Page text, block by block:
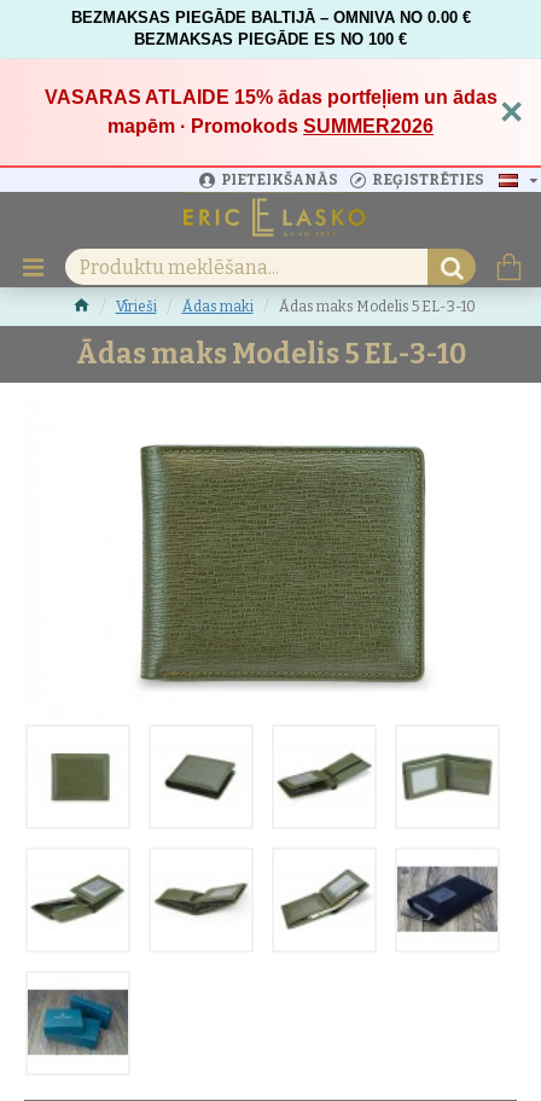
BEZMAKSAS PIEGĀDE BALTIJĀ – OMNIVA NO 0.00 €
BEZMAKSAS PIEGĀDE ES NO 100 €
VASARAS ATLAIDE 15%ādas portfeļiem un ādas
mapēm · Promokods SUMMER2026 ×
PIETEIKŠANĀS REĢISTRĒTIES
Vīrieši Ādas maki Ādas maks Modelis 5 EL-3-10
Ādas maks Modelis 5 EL-3-10